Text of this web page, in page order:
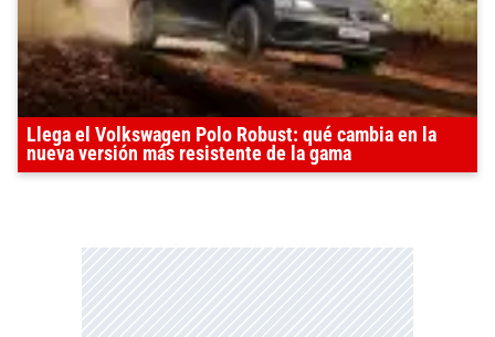
Llega el Volkswagen Polo Robust: qué cambia en la
nueva versión más resistente de la gama